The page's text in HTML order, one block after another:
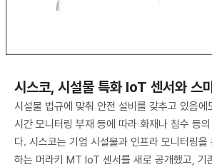
시스코, 시설물 특화 IoT 센서와 스
시설물 법규에 맞춰 안전 설비를 갖추고 있음에
시간 모니터링 부재 등에 따라 화재나 침수 등
다. 시스코는 기업 시설물과 인프라 모니터링
하는 머라키 MT IoT 센서를 새로 공개했고, 기